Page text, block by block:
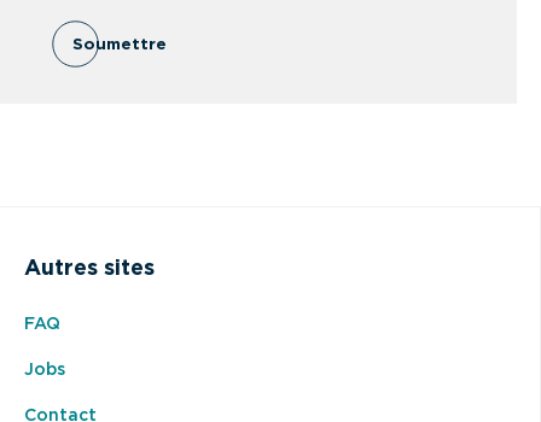
Soumettre
Autres sites
FAQ
Jobs
Contact